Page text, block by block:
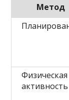
Метод
Физическая
активность